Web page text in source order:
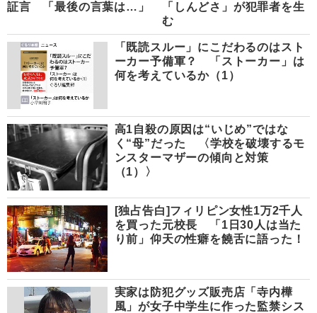
証言 「最後の言葉は…」
「しんどさ」が犯罪者を生
む
「既読スルー」にこだわるのはスト
ーカー予備軍？ 「ストーカー」は
何を考えているか（1）
高1自殺の原因は“いじめ”ではな
く“母”だった 〈学校を破壊するモ
ンスターマザーの傾向と対策
（1）〉
[独占告白]フィリピン女性1万2千人
を買った元校長 「1日30人は当た
り前」仰天の性癖を饒舌に語った！
実家は防犯グッズ販売店「寺内樺
風」が女子中学生に作った監禁シス